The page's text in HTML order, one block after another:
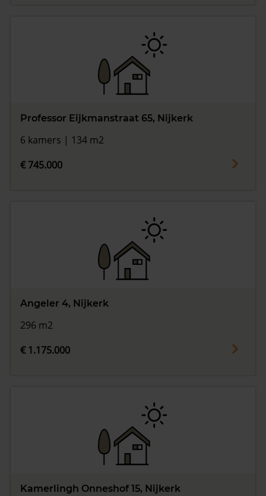
Professor Eijkmanstraat 65, Nijkerk
6 kamers | 134 m2
€ 745.000
Angeler 4, Nijkerk
296 m2
€ 1.175.000
Kamerlingh Onneshof 15, Nijkerk